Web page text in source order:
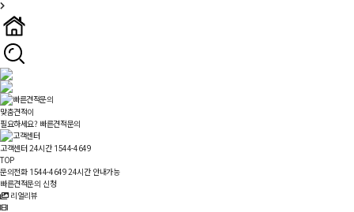
맞춤견적이
필요하세요? 빠른견적문의
고객센터 24시간 1544-4649
TOP
문의전화 1544-464924시간 안내가능
빠른견적문의 신청
리얼리뷰